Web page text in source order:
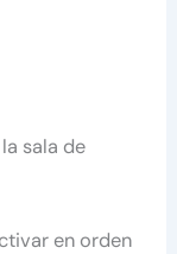
sala de
en orden